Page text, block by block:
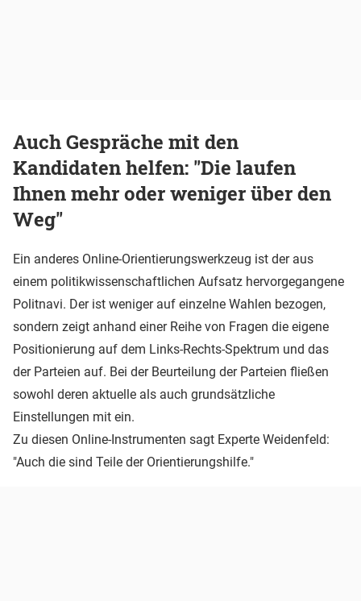
Auch Gespräche mit den
Kandidaten helfen: "Die laufen
Ihnen mehr oder weniger über den
Weg"
Ein anderes Online-Orientierungswerkzeug ist der aus
einem politikwissenschaftlichen Aufsatz hervorgegangene
Politnavi. Der ist weniger auf einzelne Wahlen bezogen,
sondern zeigt anhand einer Reihe von Fragen die eigene
Positionierung auf dem Links-Rechts-Spektrum und das
der Parteien auf. Bei der Beurteilung der Parteien fließen
sowohl deren aktuelle als auch grundsätzliche
Einstellungen mit ein.
Zu diesen Online-Instrumenten sagt Experte Weidenfeld:
"Auch die sind Teile der Orientierungshilfe."